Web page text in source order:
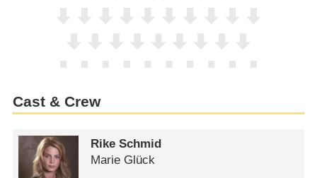
Cast & Crew
Rike Schmid
Marie Glück